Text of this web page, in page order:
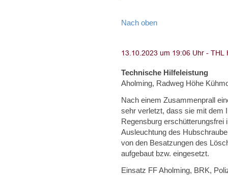
Nach oben
Technische Hilfeleistung
Aholming, Radweg Höhe
Nach einem Zusammenprall
sehr verletzt, dass sie mit dem
Regensburg erschütterungsfrei
Ausleuchtung des
von den Besatzungen des
aufgebaut bzw. eingesetzt.
Einsatz FF Aholming, BRK,